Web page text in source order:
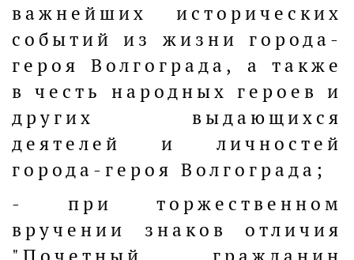
важнейших исторических
событий из жизни города-
героя Волгограда, а также
в честь народных героев и
других выдающихся
деятелей и личностей
города-героя Волгограда;
- при торжественном
вручении знаков отличия